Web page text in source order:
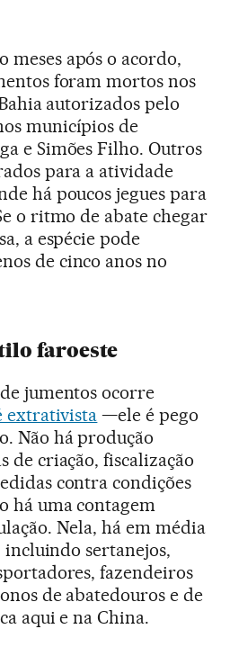
meses após o acordo,
foram mortos nos
autorizados pelo
municípios de
e Simões Filho. Outros
para a atividade
há poucos jegues para
o ritmo de abate chegar
a espécie pode
de cinco anos no
faroeste
jumentos ocorre
extrativista —ele é pego
Não há produção
de criação, fiscalização
contra condições
há uma contagem
Nela, há em média
incluindo sertanejos,
fazendeiros
de abatedouros e de
aqui e na China.